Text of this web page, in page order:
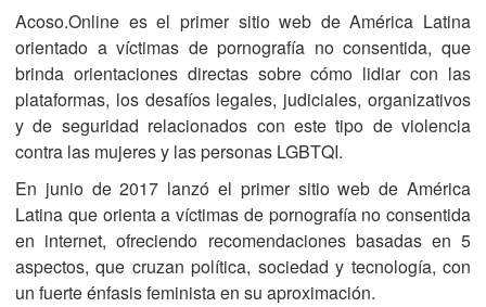
Acoso.Online es el primer sitio web de América Latina
orientado a víctimas de pornografía no consentida, que
brinda orientaciones directas sobre cómo lidiar con las
plataformas, los desafíos legales, judiciales, organizativos
y de seguridad relacionados con este tipo de violencia
contra las mujeres y las personas LGBTQI.
En junio de 2017 lanzó el primer sitio web de América
Latina que orienta a víctimas de pornografía no consentida
en internet, ofreciendo recomendaciones basadas en 5
aspectos, que cruzan política, sociedad y tecnología, con
un fuerte énfasis feminista en su aproximación.